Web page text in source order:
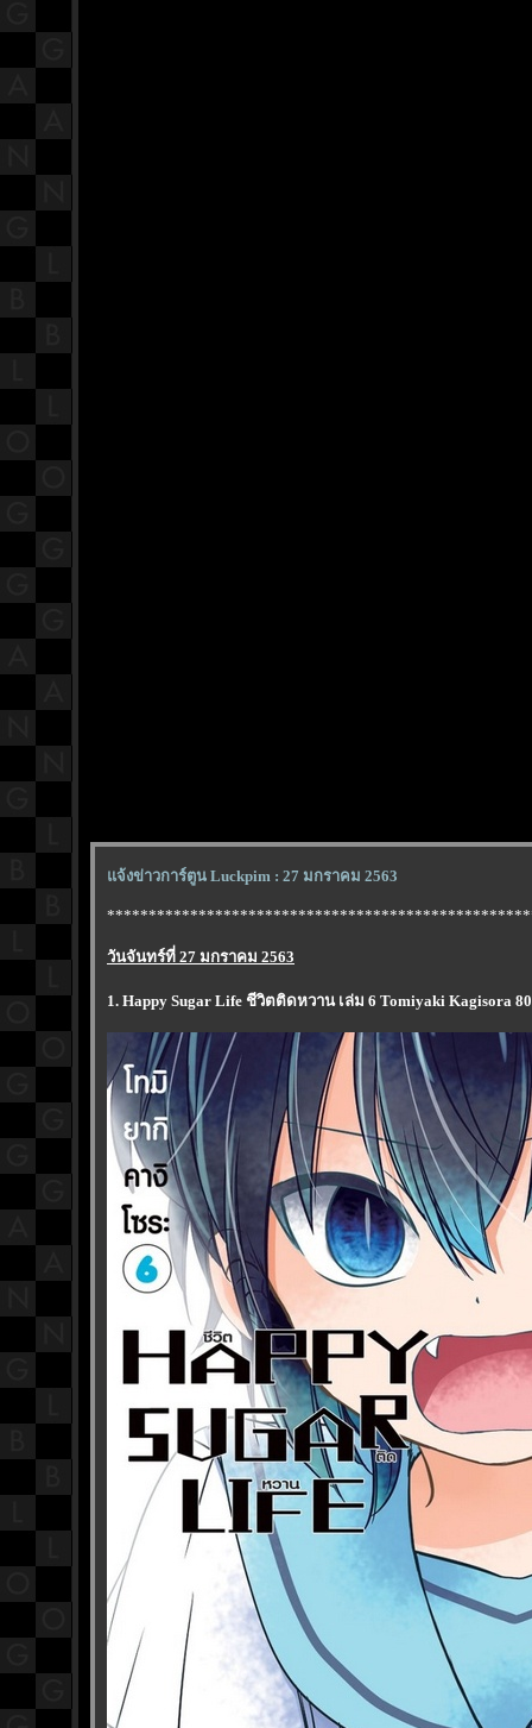
จ้งข่าวการ์ตูน Luckpim : 27 มกราคม 2563
วันจันทร์ที่ 27 มกราคม 2563
1. Happy Sugar Life ชีวิตติดหวาน เล่ม 6 Tomiyaki Kagisora